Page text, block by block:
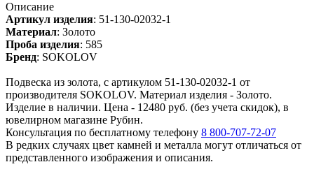
Описание
Артикул изделия: 51-130-02032-1
Материал: Золото
Проба изделия: 585
Бренд: SOKOLOV
Подвеска из золота, с артикулом 51-130-02032-1 от
производителя SOKOLOV. Материал изделия - Золото.
Изделие в наличии. Цена - 12480 руб. (без учета скидок), в
ювелирном магазине Рубин.
Консультация по бесплатному телефону 8 800-707-72-07
В редких случаях цвет камней и металла могут отличаться от
представленного изображения и описания.